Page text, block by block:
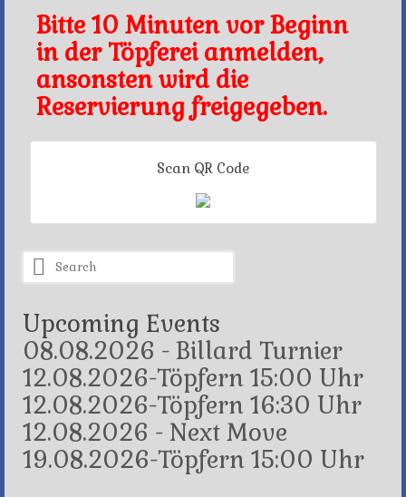
Bitte 10 Minuten vor Beginn
in der Töpferei anmelden,
ansonsten wird die
Reservierung freigegeben.
Scan QR Code
Search
for:
Upcoming Events
08.08.2026 - Billard Turnier
12.08.2026-Töpfern 15:00 Uhr
12.08.2026-Töpfern 16:30 Uhr
12.08.2026 - Next Move
19.08.2026-Töpfern 15:00 Uhr